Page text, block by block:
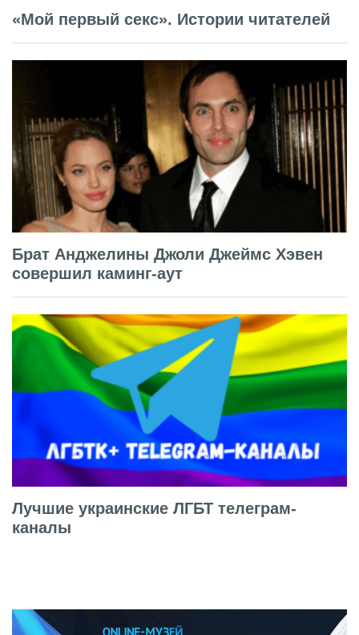
«Мой первый секс». Истории читателей
Брат Анджелины Джоли Джеймс Хэвен
совершил каминг-аут
Лучшие украинские ЛГБТ телеграм-
каналы